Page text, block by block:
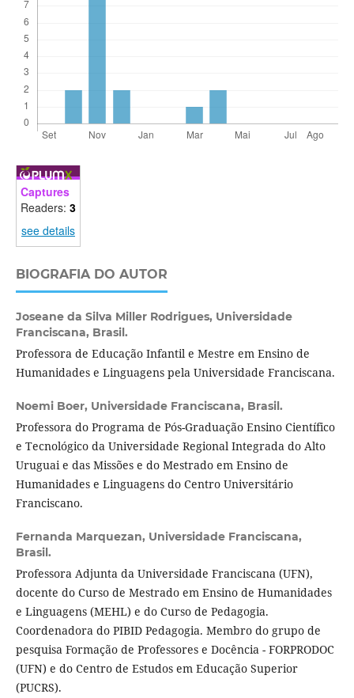
Captures
Readers: 3
see details
BIOGRAFIA DO AUTOR
Joseane da Silva Miller Rodrigues, Universidade
Franciscana, Brasil.
Professora de Educação Infantil e Mestre em Ensino de
Humanidades e Linguagens pela Universidade Franciscana.
Noemi Boer, Universidade Franciscana, Brasil.
Professora do Programa de Pós-Graduação Ensino Científico
e Tecnológico da Universidade Regional Integrada do Alto
Uruguai e das Missões e do Mestrado em Ensino de
Humanidades e Linguagens do Centro Universitário
Franciscano.
Fernanda Marquezan, Universidade Franciscana,
Brasil.
Professora Adjunta da Universidade Franciscana (UFN),
docente do Curso de Mestrado em Ensino de Humanidades
e Linguagens (MEHL) e do Curso de Pedagogia.
Coordenadora do PIBID Pedagogia. Membro do grupo de
pesquisa Formação de Professores e Docência - FORPRODOC
(UFN) e do Centro de Estudos em Educação Superior
(PUCRS).